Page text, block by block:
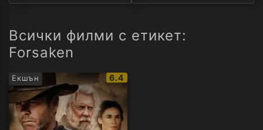
Всички филми с етикет:
Forsaken
Екшън
IMDb
рейтинг:
6.4